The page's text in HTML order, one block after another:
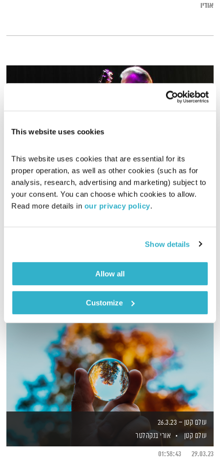
This website uses cookies
This website uses cookies that are essential for its
proper operation, as well as other cookies (such as for
analysis, research, advertising and marketing) subject to
your consent. You can choose which cookies to allow.
Read more details in our privacy policy.
Show details
Allow all
Customize
אודיו
כל יום מחדש – 31.5.26
כל יום מחדש
אמיר פרי
עולם קטן – 26.3.23
עולם קטן
אורי בנקהלטר
29.03.23
01:58:43